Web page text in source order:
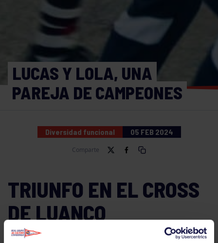
LUCAS Y LOLA, UNA
PAREJA DE CAMPEONES
Diversidad funcional 05 FEB 2024
Comparte
TRIUNFO EN EL CROSS
DE LUANCO